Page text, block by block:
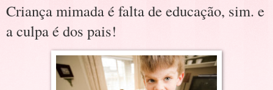
Criança mimada é falta de educação, sim. e
a culpa é dos pais!